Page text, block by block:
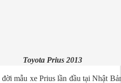
Toyota Prius 2013
mẫu xe Prius lần đầu tại Nhật